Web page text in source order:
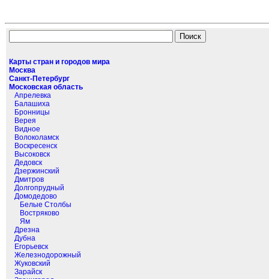
Карты стран и городов мира
Москва
Санкт-Петербург
Московская область
Апрелевка
Балашиха
Бронницы
Верея
Видное
Волоколамск
Воскресенск
Высоковск
Дедовск
Дзержинский
Дмитров
Долгопрудный
Домодедово
Белые Столбы
Востряково
Ям
Дрезна
Дубна
Егорьевск
Железнодорожный
Жуковский
Зарайск